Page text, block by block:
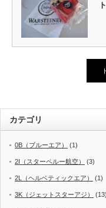
カテゴリ
0B（ブルーエア） (1)
2I（スターペルー航空） (3)
2L（ヘルベティックエア） (1)
3K（ジェットスターアジ） (13)